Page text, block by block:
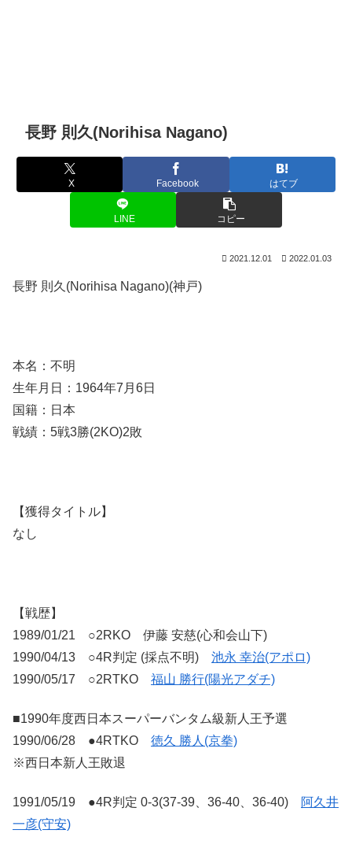
長野 則久(Norihisa Nagano)
X Facebook はてブ
LINE コピー
2021.12.01 2022.01.03
長野 則久(Norihisa Nagano)(神戸)
本名：不明
生年月日：1964年7月6日
国籍：日本
戦績：5戦3勝(2KO)2敗
【獲得タイトル】
なし
【戦歴】
1989/01/21 ○2RKO 伊藤 安慈(心和会山下)
1990/04/13 ○4R判定 (採点不明) 池永 幸治(アポロ)
1990/05/17 ○2RTKO 福山 勝行(陽光アダチ)
■1990年度西日本スーパーバンタム級新人王予選
1990/06/28 ●4RTKO 徳久 勝人(京拳)
※西日本新人王敗退
1991/05/19 ●4R判定 0-3(37-39、36-40、36-40)
阿久井
一彦(守安)